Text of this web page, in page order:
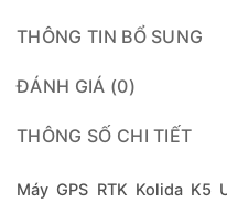
THÔNG TIN BỔ SUNG
ĐÁNH GIÁ (0)
THÔNG SỐ CHI TIẾT
Máy GPS RTK Kolida K5